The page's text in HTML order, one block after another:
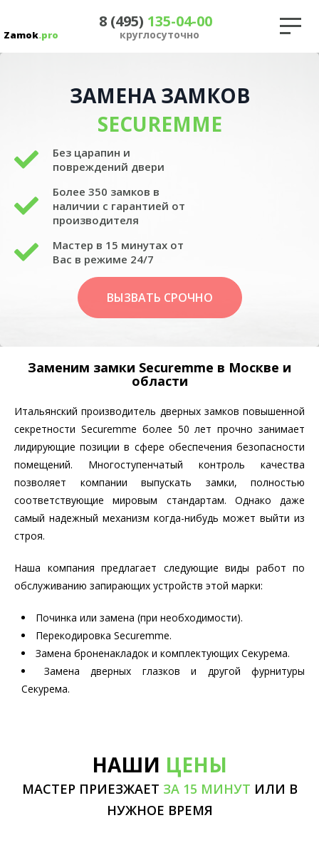
Zamok.pro
8 (495) 135-04-00
круглосуточно
ЗАМЕНА ЗАМКОВ
SECUREMME
Без царапин и
повреждений двери
Более 350 замков в
наличии с гарантией от
производителя
Мастер в 15 минутах от
Вас в режиме 24/7
ВЫЗВАТЬ СРОЧНО
Заменим замки Securemme в Москве и
области
Итальянский производитель дверных замков повышенной
секретности Securemme более 50 лет прочно занимает
лидирующие позиции в сфере обеспечения безопасности
помещений. Многоступенчатый контроль качества
позволяет компании выпускать замки, полностью
соответствующие мировым стандартам. Однако даже
самый надежный механизм когда-нибудь может выйти из
строя.
Наша компания предлагает следующие виды работ по
обслуживанию запирающих устройств этой марки:
Починка или замена (при необходимости).
Перекодировка Securemme.
Замена броненакладок и комплектующих Секурема.
Замена дверных глазков и другой фурнитуры
Секурема.
НАШИ ЦЕНЫ
МАСТЕР ПРИЕЗЖАЕТ ЗА 15 МИНУТ ИЛИ В
НУЖНОЕ ВРЕМЯ